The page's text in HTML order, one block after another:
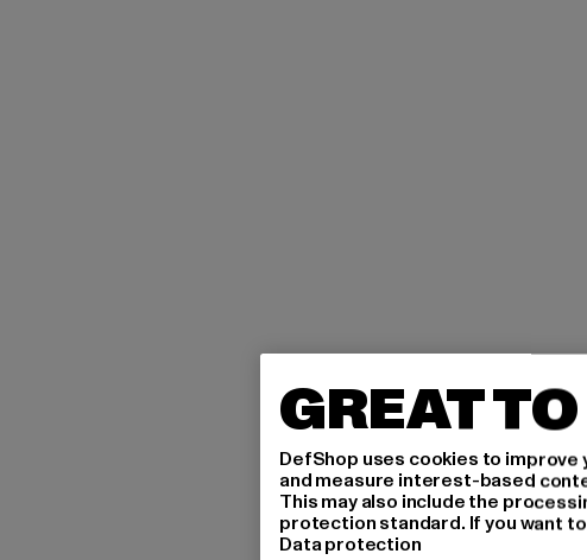
GREAT
DefShop uses cookies to
and measure interest-based
This may also include the
protection standard. If you want
Data protection